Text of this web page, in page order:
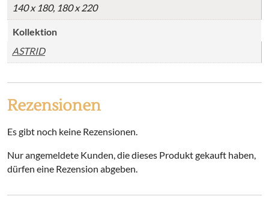
140 x 180, 180 x 220
Kollektion
ASTRID
Rezensionen
Es gibt noch keine Rezensionen.
Nur angemeldete Kunden, die dieses Produkt gekauft haben,
dürfen eine Rezension abgeben.